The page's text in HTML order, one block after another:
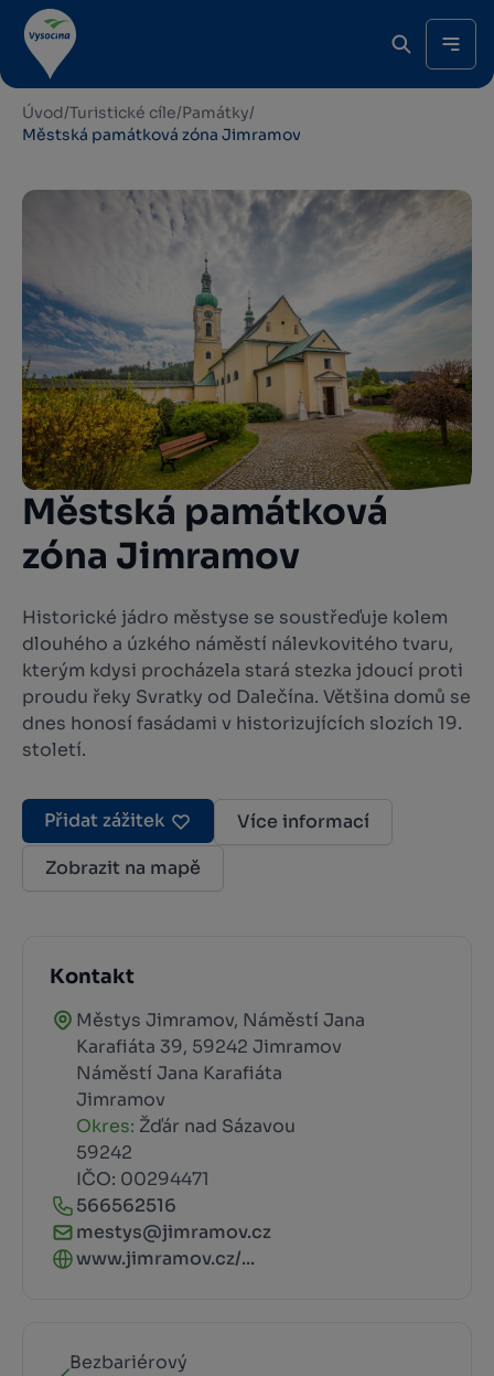
Úvod/Turistické cíle/Památky/
Městská památková zóna Jimramov
Městská památková
zóna Jimramov
Historické jádro městyse se soustřeďuje kolem
dlouhého a úzkého náměstí nálevkovitého tvaru,
kterým kdysi procházela stará stezka jdoucí proti
proudu řeky Svratky od Dalečína. Většina domů se
dnes honosí fasádami v historizujících slozích 19.
století.
Přidat zážitek
Více informací
Zobrazit na mapě
Kontakt
Městys Jimramov, Náměstí Jana
Karafiáta 39, 59242 Jimramov
Náměstí Jana Karafiáta
Jimramov
Okres: Žďár nad Sázavou
59242
IČO: 00294471
566562516
mestys@jimramov.cz
www.jimramov.cz/...
Bezbariérový